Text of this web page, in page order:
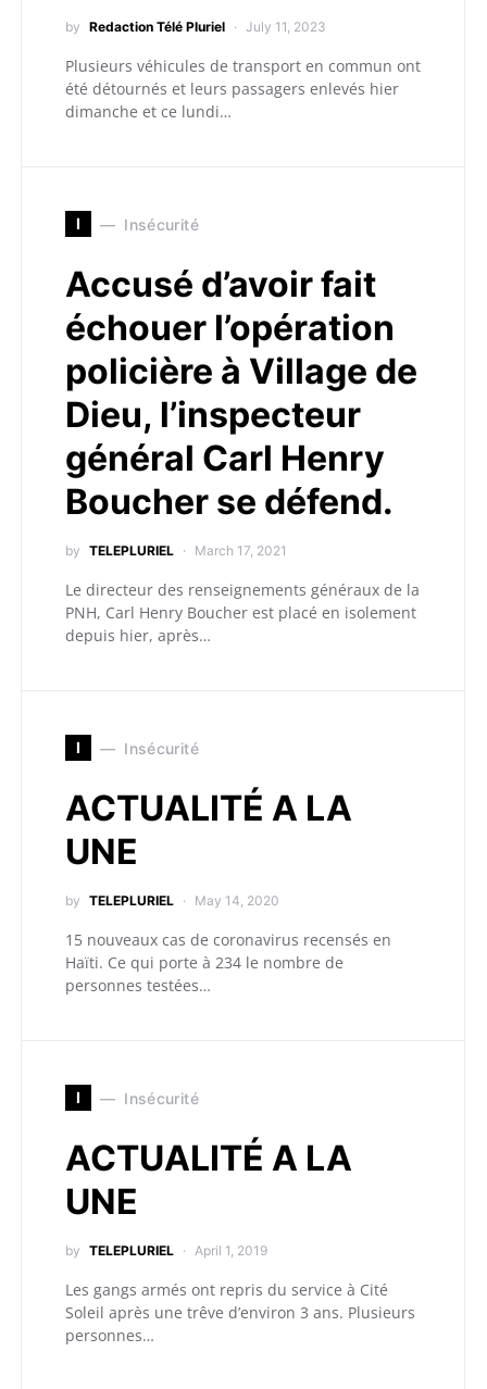
by Redaction Télé Pluriel July 11, 2023
Plusieurs véhicules de transport en commun ont
été détournés et leurs passagers enlevés hier
dimanche et ce lundi…
I Insécurité
Accusé d’avoir fait
échouer l’opération
policière à Village de
Dieu, l’inspecteur
général Carl Henry
Boucher se défend.
by TELEPLURIEL March 17, 2021
Le directeur des renseignements généraux de la
PNH, Carl Henry Boucher est placé en isolement
depuis hier, après…
I Insécurité
ACTUALITÉ A LA
UNE
by TELEPLURIEL May 14, 2020
15 nouveaux cas de coronavirus recensés en
Haïti. Ce qui porte à 234 le nombre de
personnes testées…
I Insécurité
ACTUALITÉ A LA
UNE
by TELEPLURIEL April 1, 2019
Les gangs armés ont repris du service à Cité
Soleil après une trêve d’environ 3 ans. Plusieurs
personnes…